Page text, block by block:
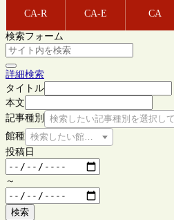
CA-R CA-E CA
検索フォーム
詳細検索
タイトル
本文
記事種別
検索したい記事種別を選択し
館種 検索したい館種を選択してください
投稿日
～
検索